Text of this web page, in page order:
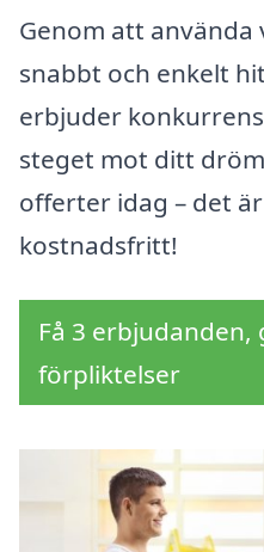
Genom att
snabbt och enkelt
erbjuder
steget mot ditt
offerter idag – det
kostnadsfritt!
Få 3
förpliktelser